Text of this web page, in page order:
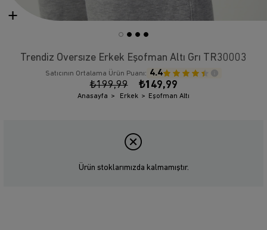
Trendiz Oversıze Erkek Eşofman Altı Grı TR30003
Satıcının Ortalama Ürün Puanı: 4.4
₺199,99 ₺149,99
Anasayfa Erkek Eşofman Altı
Ürün stoklarımızda kalmamıştır.